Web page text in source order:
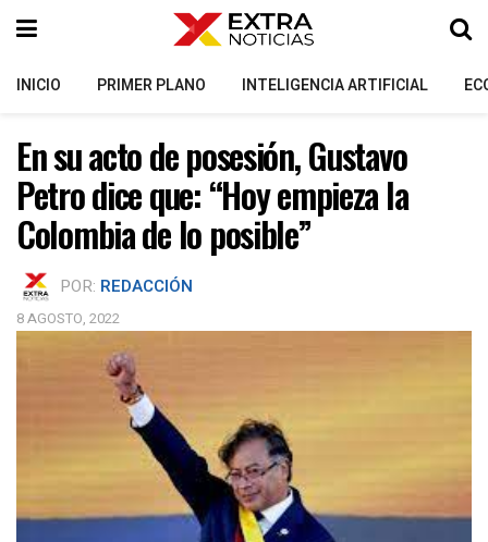
INICIO PRIMER PLANO INTELIGENCIA ARTIFICIAL
En su acto de posesión, Gustavo
Petro dice que: “Hoy empieza la
Colombia de lo posible”
POR: REDACCIÓN
8 AGOSTO, 2022